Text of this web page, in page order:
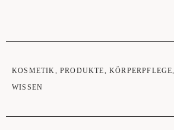
KOSMETIK,PRODUKTE,KÖRPERPFLEGE,
WISSEN